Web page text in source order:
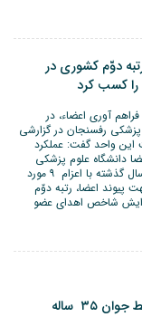
دوّم کشوری در
کسب کرد
آوری اعضاء، در
پزشکی رفسنجان در گزارشی
این واحد گفت: عملکرد
دانشگاه علوم پزشکی
رفسنجان در سال گذشته با اعزام ۹ مورد
پیوند اعضا، رتبه دوّم
شاخص اهدای عضو
اهدای زندگی به ۳ بیمار نیازمند توسط جوان ۳۵ ساله